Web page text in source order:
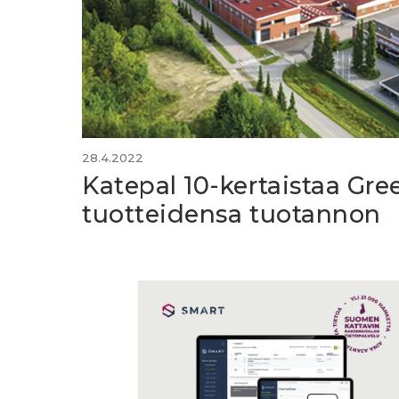
28.4.2022
Katepal 10-kertaistaa
tuotteidensa tuotannon